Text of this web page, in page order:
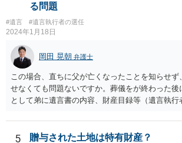
る問題
#遺言 #遺言執行者の選任
2024年1月18日
岡田 晃朝 弁護士
この場合、直ちに父が亡くなったことを知らせず
せなくても問題ないですか。葬儀をが終わった後
として弟に遺言書の内容、財産目録等（遺言執
るかは喪主の自由です。 呼ばなくてもかまいま
いう法律関係にありません。 遺言の内容と遺産
5 贈与された土地は特有財産？